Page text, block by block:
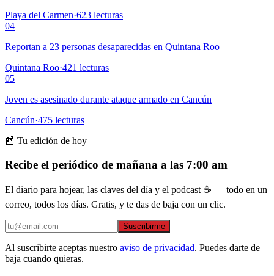
Playa del Carmen·623 lecturas
04
Reportan a 23 personas desaparecidas en Quintana Roo
Quintana Roo·421 lecturas
05
Joven es asesinado durante ataque armado en Cancún
Cancún·475 lecturas
📰 Tu edición de hoy
Recibe el periódico de mañana a las 7:00 am
El diario para hojear, las claves del día y el podcast ☕ — todo en un
correo, todos los días. Gratis, y te das de baja con un clic.
Suscribirme
Al suscribirte aceptas nuestro aviso de privacidad. Puedes darte de
baja cuando quieras.